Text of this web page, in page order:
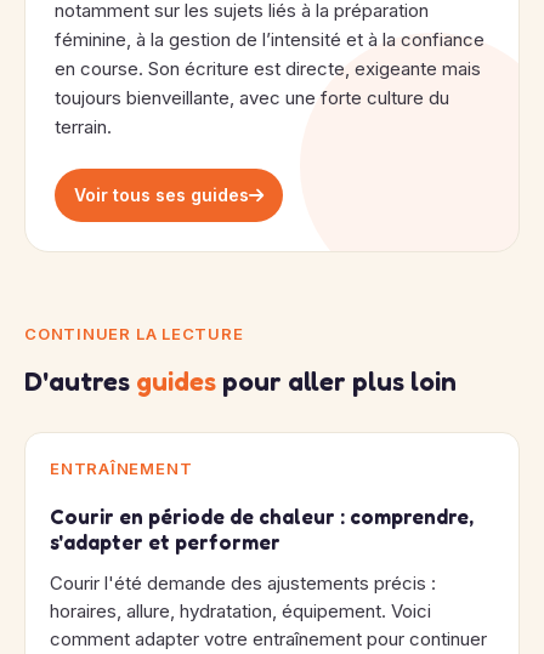
notamment sur les sujets liés à la préparation
féminine, à la gestion de l’intensité et à la confiance
en course. Son écriture est directe, exigeante mais
toujours bienveillante, avec une forte culture du
terrain.
Voir tous ses guides
CONTINUER LA LECTURE
D'autres guides pour aller plus loin
ENTRAÎNEMENT
Courir en période de chaleur : comprendre,
s'adapter et performer
Courir l'été demande des ajustements précis :
horaires, allure, hydratation, équipement. Voici
comment adapter votre entraînement pour continuer